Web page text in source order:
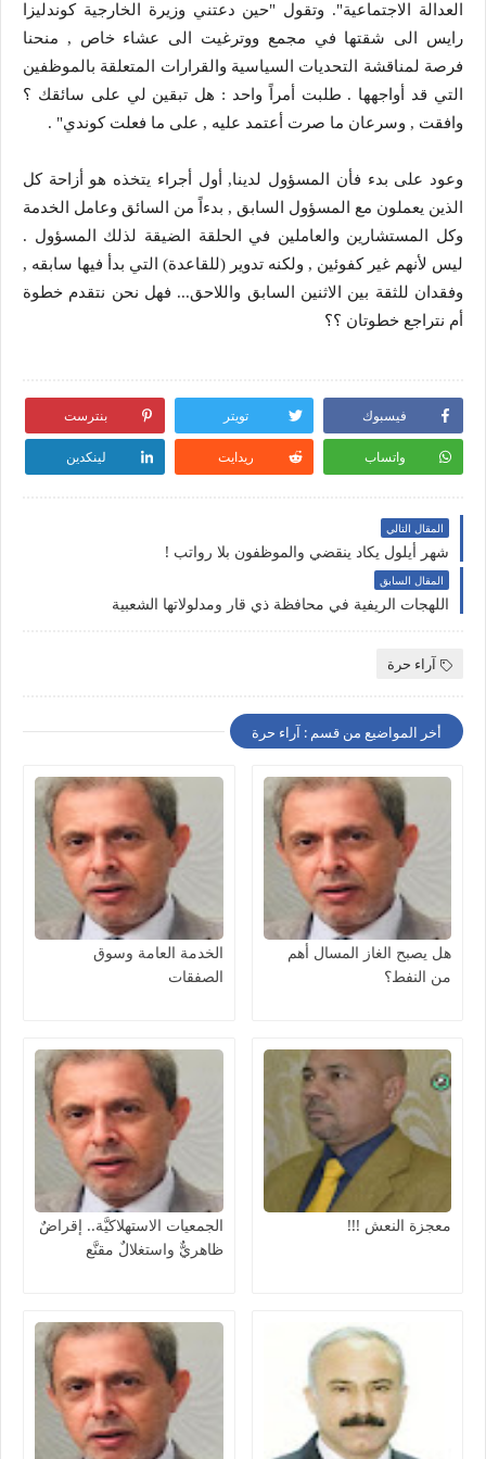
العدالة الاجتماعية". وتقول "حين دعتني وزيرة الخارجية كوندليزا
رايس الى شقتها في مجمع ووترغيت الى عشاء خاص , منحنا
فرصة لمناقشة التحديات السياسية والقرارات المتعلقة بالموظفين
التي قد أواجهها . طلبت أمراً واحد : هل تبقين لي على سائقك ؟
وافقت , وسرعان ما صرت أعتمد عليه , على ما فعلت كوندي" .
وعود على بدء فأن المسؤول لدينا, أول أجراء يتخذه هو أزاحة كل
الذين يعملون مع المسؤول السابق , بدءاً من السائق وعامل الخدمة
وكل المستشارين والعاملين في الحلقة الضيقة لذلك المسؤول .
ليس لأنهم غير كفوئين , ولكنه تدوير (للقاعدة) التي بدأ فيها سابقه ,
وفقدان للثقة بين الاثنين السابق واللاحق... فهل نحن نتقدم خطوة
أم نتراجع خطوتان ؟؟
فيسبوك تويتر بنترست
واتساب ريدايت لينكدين
المقال التالي
شهر أيلول يكاد ينقضي والموظفون بلا رواتب !
المقال السابق
اللهجات الريفية في محافظة ذي قار ومدلولاتها الشعبية
آراء حرة
أخر المواضيع من قسم : آراء حرة
هل يصبح الغاز المسال أهم
من النفط؟
الخدمة العامة وسوق
الصفقات
معجزة النعش !!!
الجمعيات الاستهلاكيَّة.. إقراضٌ
ظاهريٌّ واستغلالٌ مقنَّع